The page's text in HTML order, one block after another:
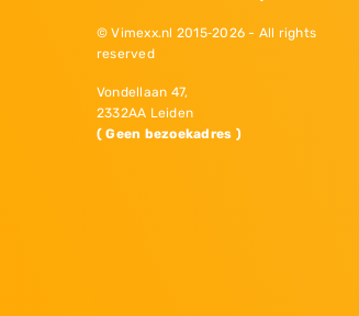
© Vimexx.nl 2015‐2026 - All rights
reserved
Vondellaan 47,
2332AA Leiden
( Geen bezoekadres )